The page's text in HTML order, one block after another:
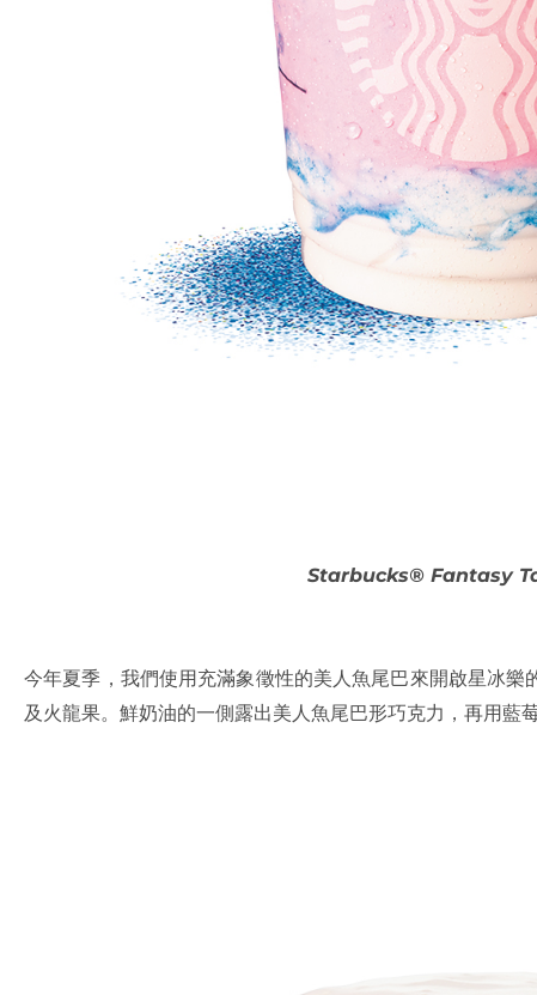
Starbucks® Fantasy
今年夏季，我們使用充滿象徵性的美人魚尾巴來開啟星冰
及火龍果。鮮奶油的一側露出美人魚尾巴形巧克力，再用藍